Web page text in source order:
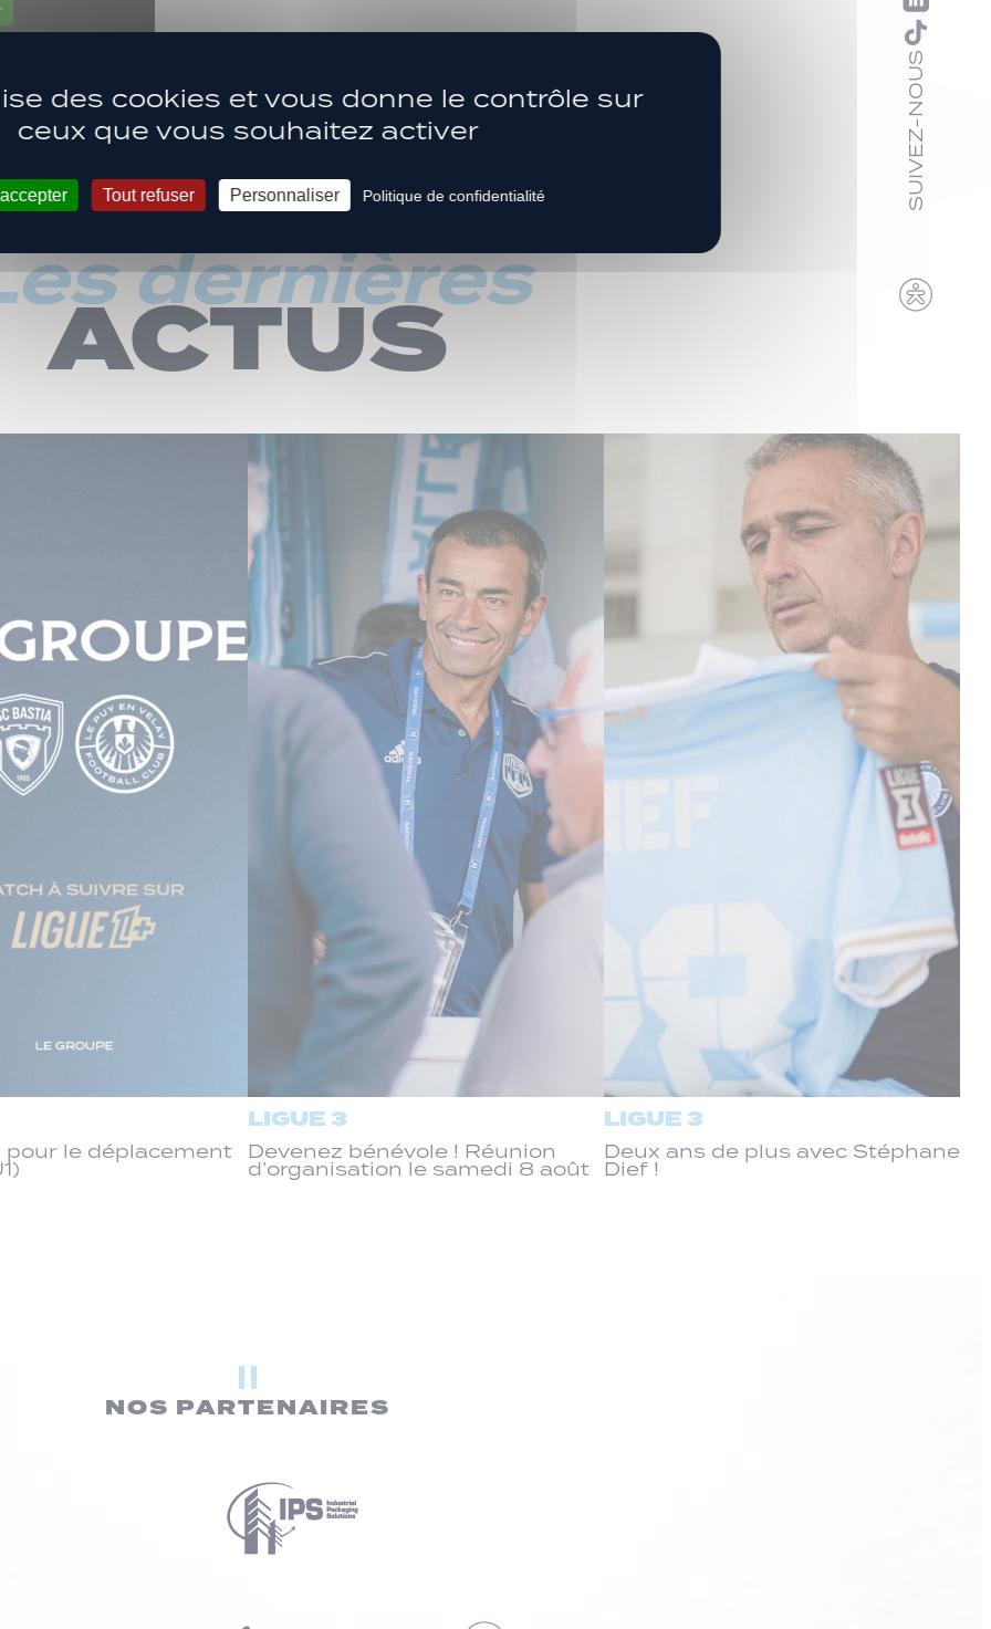
dernières
ACTUS
pour le déplacement
LIGUE 3
Devenez bénévole ! Réunion
d’organisation le samedi 8 août
LIGUE 3
Deux ans de plus avec Stéphane
Dief !
NOS PARTENAIRES
SUIVEZ-NOUS
des cookies et vous donne le contrôle sur
ceux que vous souhaitez activer
Tout refuser Personnaliser Politique de confidentialité